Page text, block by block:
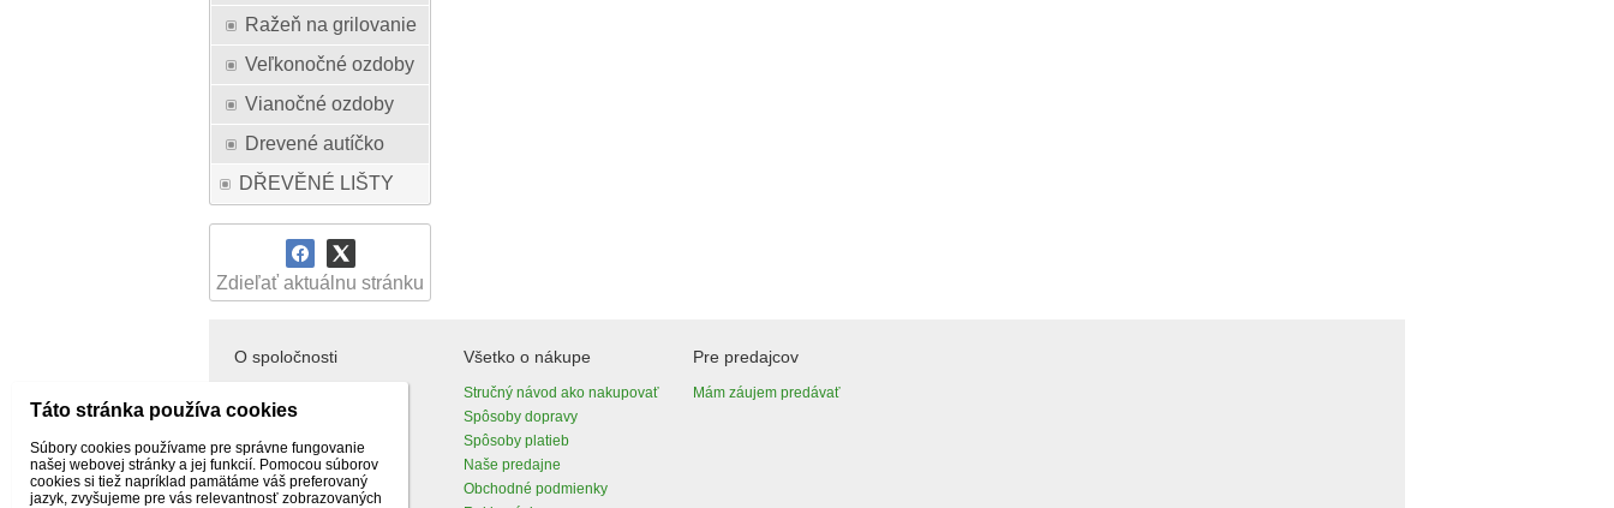
Ražeň na grilovanie
Veľkonočné ozdoby
Vianočné ozdoby
Drevené autíčko
DŘEVĚNÉ LIŠTY
Zdieľať aktuálnu stránku
O spoločnosti
Kontakty
Všetko o nákupe
Stručný návod ako nakupovať
Spôsoby dopravy
Spôsoby platieb
Naše predajne
Obchodné podmienky
Pre predajcov
Mám záujem predávať
Táto stránka používa cookies
Súbory cookies používame pre správne fungovanie
našej webovej stránky a jej funkcií. Pomocou súborov
cookies si tiež napríklad pamätáme váš preferovaný
jazyk, zvyšujeme pre vás relevantnosť zobrazovaných